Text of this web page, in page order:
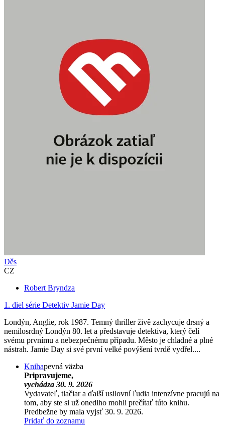
Děs
CZ
Robert Bryndza
1. diel série Detektiv Jamie Day
Londýn, Anglie, rok 1987. Temný thriller živě zachycuje drsný a
nemilosrdný Londýn 80. let a představuje detektiva, který čelí
svému prvnímu a nebezpečnému případu. Město je chladné a plné
nástrah. Jamie Day si své první velké povýšení tvrdě vydřel....
Knihapevná väzba
Pripravujeme,
vychádza 30. 9. 2026
Vydavateľ, tlačiar a ďalší usilovní ľudia intenzívne pracujú na
tom, aby ste si už onedlho mohli prečítať túto knihu.
Predbežne by mala vyjsť 30. 9. 2026.
Pridať do zoznamu